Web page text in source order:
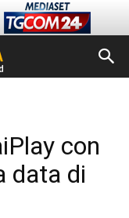
con
data di